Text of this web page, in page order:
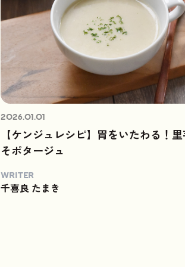
2026.01.01
【ケンジュレシピ】胃をいたわる！
そポタージュ
WRITER
千喜良 たまき